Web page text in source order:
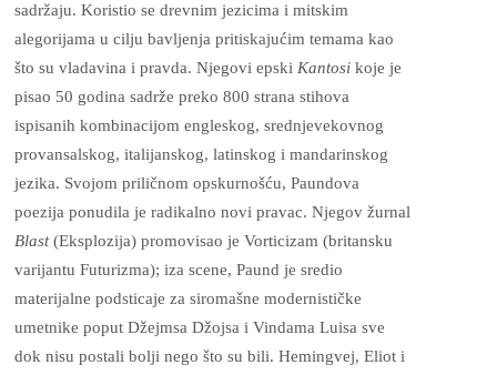
sadržaju. Koristio se drevnim jezicima i mitskim
alegorijama u cilju bavljenja pritiskajućim temama kao
što su vladavina i pravda. Njegovi epskiKantosikoje je
pisao 50 godina sadrže preko 800 strana stihova
ispisanih kombinacijom engleskog, srednjevekovnog
provansalskog, italijanskog, latinskog i mandarinskog
jezika. Svojom priličnom opskurnošću, Paundova
poezija ponudila je radikalno novi pravac. Njegov žurnal
Blast(Eksplozija) promovisao je Vorticizam (britansku
varijantu Futurizma); iza scene, Paund je sredio
materijalne podsticaje za siromašne modernističke
umetnike poput Džejmsa Džojsa i Vindama Luisa sve
dok nisu postali bolji nego što su bili. Hemingvej, Eliot i